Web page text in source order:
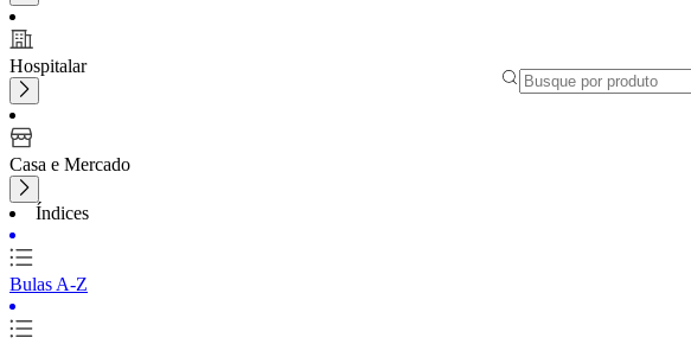
Hospitalar
Casa e Mercado
Índices
Bulas A-Z